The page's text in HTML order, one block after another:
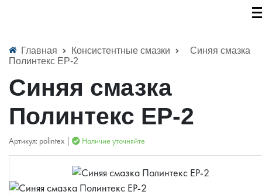
Главная Консистентные смазки
Синяя смазка
Полинтекс ЕР-2
Синяя смазка
Полинтекс ЕР-2
Артикул: polintex | Наличие уточняйте